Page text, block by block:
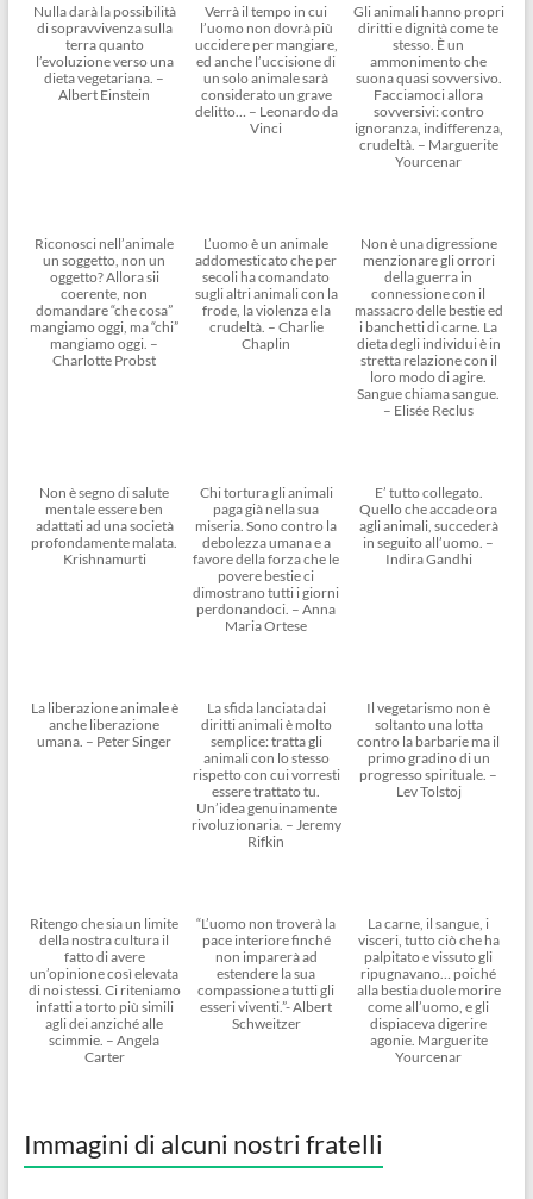
Nulla darà la possibilità
di sopravvivenza sulla
terra quanto
l’evoluzione verso una
dieta vegetariana. –
Albert Einstein
Verrà il tempo in cui
l’uomo non dovrà più
uccidere per mangiare,
ed anche l’uccisione di
un solo animale sarà
considerato un grave
delitto… – Leonardo da
Vinci
Gli animali hanno propri
diritti e dignità come te
stesso. È un
ammonimento che
suona quasi sovversivo.
Facciamoci allora
sovversivi: contro
ignoranza, indifferenza,
crudeltà. – Marguerite
Yourcenar
Riconosci nell’animale
un soggetto, non un
oggetto? Allora sii
coerente, non
domandare “che cosa”
mangiamo oggi, ma “chi”
mangiamo oggi. –
Charlotte Probst
L’uomo è un animale
addomesticato che per
secoli ha comandato
sugli altri animali con la
frode, la violenza e la
crudeltà. – Charlie
Chaplin
Non è una digressione
menzionare gli orrori
della guerra in
connessione con il
massacro delle bestie ed
i banchetti di carne. La
dieta degli individui è in
stretta relazione con il
loro modo di agire.
Sangue chiama sangue.
– Elisée Reclus
Non è segno di salute
mentale essere ben
adattati ad una società
profondamente malata.
Krishnamurti
Chi tortura gli animali
paga già nella sua
miseria. Sono contro la
debolezza umana e a
favore della forza che le
povere bestie ci
dimostrano tutti i giorni
perdonandoci. – Anna
Maria Ortese
E’ tutto collegato.
Quello che accade ora
agli animali, succederà
in seguito all’uomo. –
Indira Gandhi
La liberazione animale è
anche liberazione
umana. – Peter Singer
La sfida lanciata dai
diritti animali è molto
semplice: tratta gli
animali con lo stesso
rispetto con cui vorresti
essere trattato tu.
Un’idea genuinamente
rivoluzionaria. – Jeremy
Rifkin
Il vegetarismo non è
soltanto una lotta
contro la barbarie ma il
primo gradino di un
progresso spirituale. –
Lev Tolstoj
Ritengo che sia un limite
della nostra cultura il
fatto di avere
un’opinione così elevata
di noi stessi. Ci riteniamo
infatti a torto più simili
agli dei anziché alle
scimmie. – Angela
Carter
“L’uomo non troverà la
pace interiore finché
non imparerà ad
estendere la sua
compassione a tutti gli
esseri viventi.”- Albert
Schweitzer
La carne, il sangue, i
visceri, tutto ciò che ha
palpitato e vissuto gli
ripugnavano… poiché
alla bestia duole morire
come all’uomo, e gli
dispiaceva digerire
agonie. Marguerite
Yourcenar
Immagini di alcuni nostri fratelli